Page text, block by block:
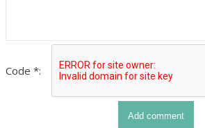
Code *: